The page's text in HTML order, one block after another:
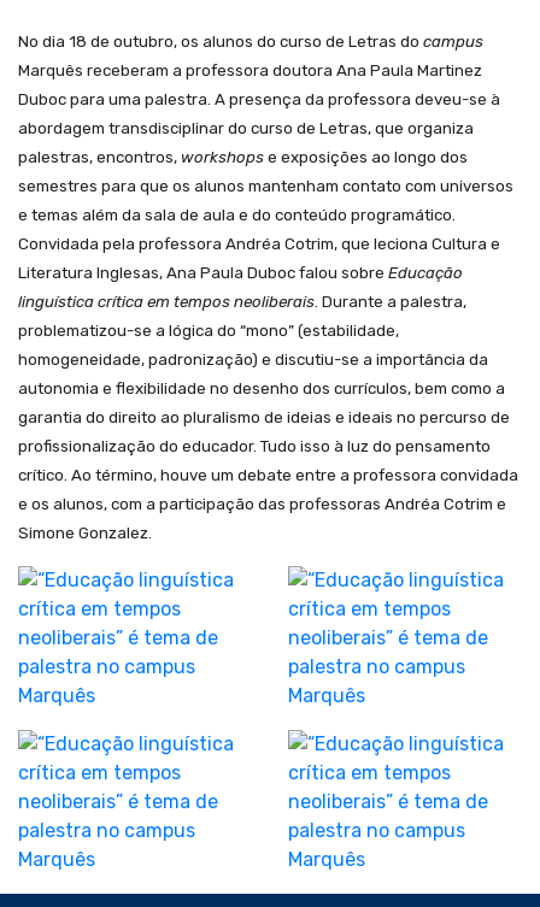
No dia 18 de outubro, os alunos do curso de Letras do campus
Marquês receberam a professora doutora Ana Paula Martinez
Duboc para uma palestra. A presença da professora deveu-se à
abordagem transdisciplinar do curso de Letras, que organiza
palestras, encontros, workshops e exposições ao longo dos
semestres para que os alunos mantenham contato com universos
e temas além da sala de aula e do conteúdo programático.
Convidada pela professora Andréa Cotrim, que leciona Cultura e
Literatura Inglesas, Ana Paula Duboc falou sobre Educação
linguística crítica em tempos neoliberais. Durante a palestra,
problematizou-se a lógica do “mono” (estabilidade,
homogeneidade, padronização) e discutiu-se a importância da
autonomia e flexibilidade no desenho dos currículos, bem como a
garantia do direito ao pluralismo de ideias e ideais no percurso de
profissionalização do educador. Tudo isso à luz do pensamento
crítico. Ao término, houve um debate entre a professora convidada
e os alunos, com a participação das professoras Andréa Cotrim e
Simone Gonzalez.